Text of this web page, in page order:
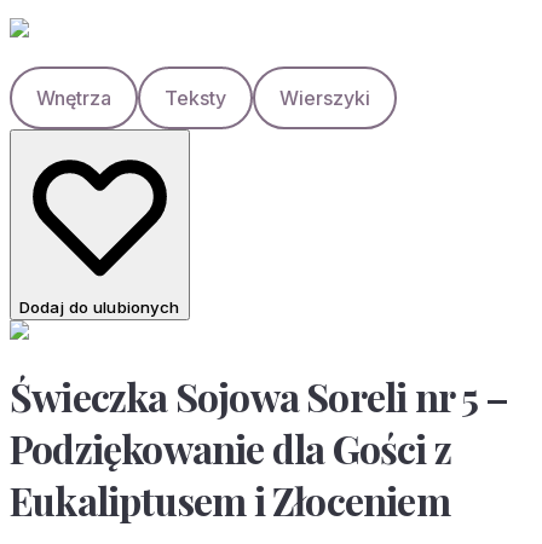
Wnętrza Teksty Wierszyki
Dodaj do ulubionych
Świeczka Sojowa Soreli nr 5 –
Podziękowanie dla Gości z
Eukaliptusem i Złoceniem